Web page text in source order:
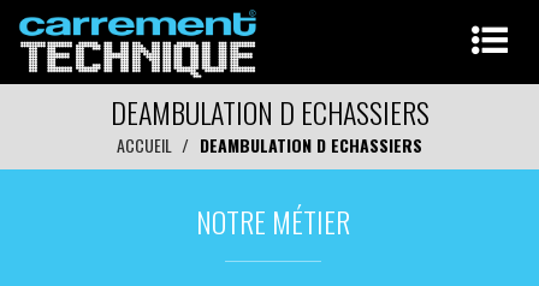
DEAMBULATION D ECHASSIERS
ACCUEIL DEAMBULATION D ECHASSIERS
NOTRE MÉTIER